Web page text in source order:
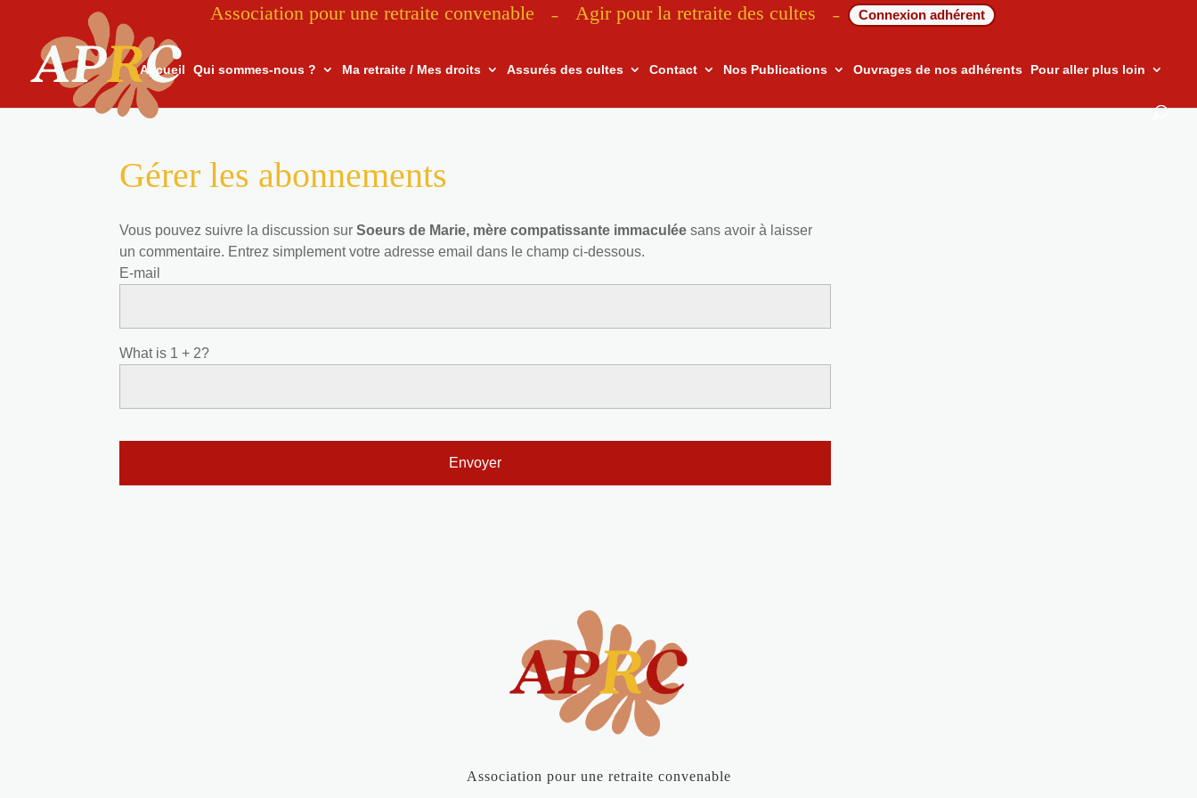
Association pour une retraite convenable – Agir pour la retraite des cultes – Connexion adhérent
Accueil Qui sommes-nous ? Ma retraite / Mes droits Assurés des cultes Contact Nos Publications Ouvrages de nos adhérents Pour aller plus loin
Gérer les abonnements
Vous pouvez suivre la discussion surSoeurs de Marie, mère compatissante immaculée sans avoir à laisser
un commentaire. Entrez simplement votre adresse email dans le champ ci-dessous.
E-mail
What is 1 + 2?
Association pour une retraite convenable